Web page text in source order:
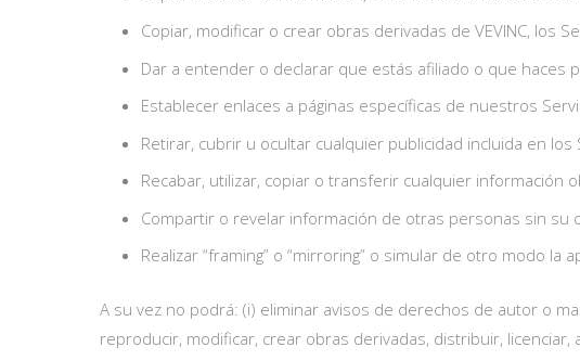
Copiar, modificar o crear obras derivadas de VEVINC, los
Dar a entender o declarar que estás afiliado o que haces
Establecer enlaces a páginas específicas de nuestros
Retirar, cubrir u ocultar cualquier publicidad incluida en los
Recabar, utilizar, copiar o transferir cualquier información
Compartir o revelar información de otras personas sin su
Realizar “framing” o “mirroring” o simular de otro modo la
A su vez no podrá: (i) eliminar avisos de derechos de autor o
reproducir, modificar, crear obras derivadas, distribuir,